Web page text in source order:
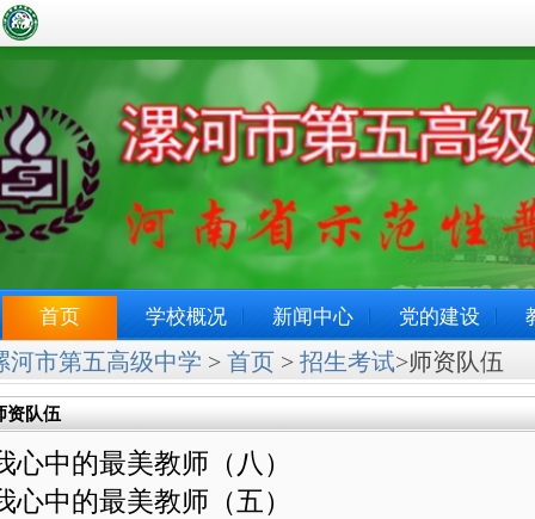
首页 学校概况 新闻中心 党的建设
河市第五高级中学 > 首页 > 招生考试>师资队伍
资队伍
心中的最美教师（八）
心中的最美教师（五）